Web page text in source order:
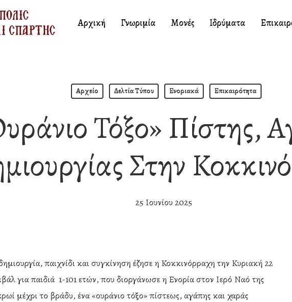
Αρχική Γνωριμία Μονές Ιδρύματα
Αρχείο Δελτία Τύπου Ενοριακά Επικαιρότητα
Τόξο» Πίστης,
Στην
25 Ιουνίου 2025
παιχνίδι και συγκίνηση έζησε η Κοκκινόρραχη την Κυριακή 22
για παιδιά 1-101 ετών, που διοργάνωσε η Ενορία στον Ιερό Ναό της
μέχρι το βράδυ, ένα «ουράνιο τόξο» πίστεως, αγάπης και χαράς